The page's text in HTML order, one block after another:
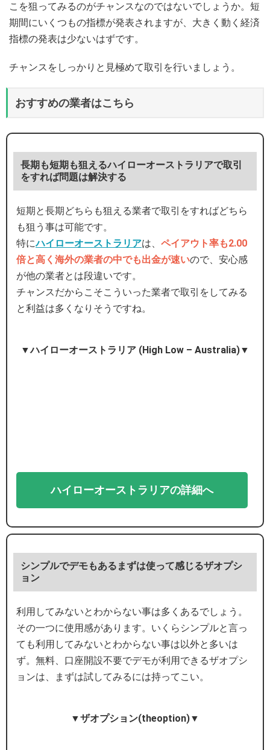
こを狙ってみるのがチャンスなのではないでしょうか。短
期間にいくつもの指標が発表されますが、大きく動く経済
指標の発表は少ないはずです。
チャンスをしっかりと見極めて取引を行いましょう。
おすすめの業者はこちら
長期も短期も狙えるハイローオーストラリアで取引
をすれば問題は解決する
短期と長期どちらも狙える業者で取引をすればどちら
も狙う事は可能です。
特にハイローオーストラリアは、 ペイアウト率も2.00
倍と高く海外の業者の中でも出金が速いので、安心感
が他の業者とは段違いです。
チャンスだからこそこういった業者で取引をしてみる
と利益は多くなりそうですね。
▼ハイローオーストラリア (High Low – Australia)▼
ハイローオーストラリアの詳細へ
シンプルでデモもあるまずは使って感じるザオプシ
ョン
利用してみないとわからない事は多くあるでしょう。
その一つに使用感があります。いくらシンプルと言っ
ても利用してみないとわからない事は以外と多いは
ず。無料、口座開設不要でデモが利用できるザオプシ
ョンは、まずは試してみるには持ってこい。
▼ザオプション(theoption)▼